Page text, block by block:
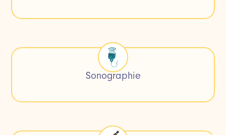
Sonographie